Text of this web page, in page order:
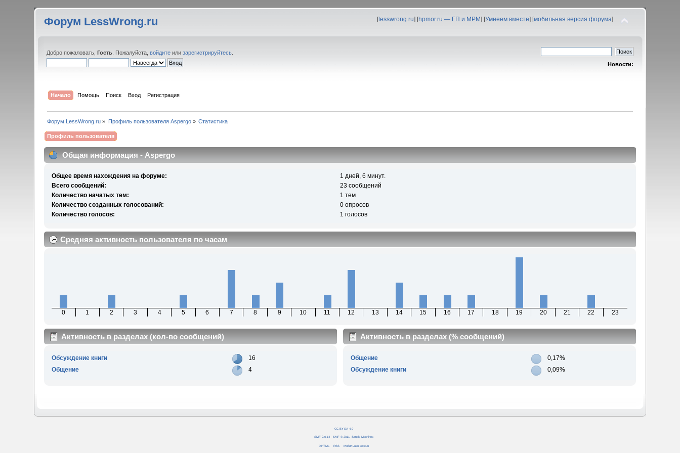
Форум LessWrong.ru [lesswrong.ru] [hpmor.ru — ГП и МРМ] [Умнеем вместе] [мобильная версия форума]
Добро пожаловать,Гость . Пожалуйста,войдите илизарегистрируйтесь
Новости:
Начало Помощь Поиск Вход Регистрация
Форум LessWrong.ru » Профиль пользователя Aspergo» Статистика
Профиль пользователя
Общая информация - Aspergo
Общее время нахождения на форуме:
1 дней, 6 минут.
Всего сообщений:
23 сообщений
Количество начатых тем:
1 тем
Количество созданных голосований:
0 опросов
Количество голосов:
1 голосов
Средняя активность пользователя по часам
0 1 2 3 4 5 6 7 8 9 10 11 12 13 14 15 16 17 18 19 20 21 22 23
Активность в разделах (кол-во сообщений)
Обсуждение книги
16
Общение
4
Активность в разделах (% сообщений)
Общение
0,17%
Обсуждение книги
0,09%
CC BY-SA 4.0
SMF 2.0.14 SMF © 2011 Simple Machines
XHTML RSS Мобильная версия